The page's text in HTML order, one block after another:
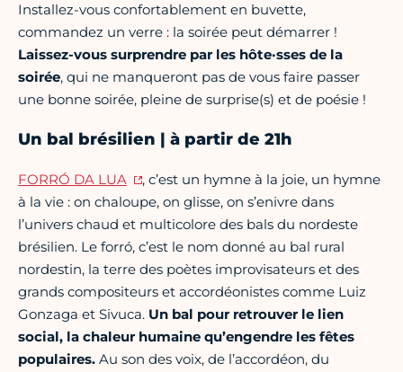
Installez-vous confortablement en buvette,
commandez un verre : la soirée peut démarrer !
Laissez-vous surprendre par les hôte·sses de la
soirée, qui ne manqueront pas de vous faire passer
une bonne soirée, pleine de surprise(s) et de poésie !
Un bal brésilien | à partir de 21h
FORRÓ DA LUA
, c’est un hymne à la joie, un hymne
à la vie : on chaloupe, on glisse, on s’enivre dans
l’univers chaud et multicolore des bals du nordeste
brésilien. Le forró, c’est le nom donné au bal rural
nordestin, la terre des poètes improvisateurs et des
grands compositeurs et accordéonistes comme Luiz
Gonzaga et Sivuca. Un bal pour retrouver le lien
social, la chaleur humaine qu’engendre les fêtes
populaires. Au son des voix, de l’accordéon, du